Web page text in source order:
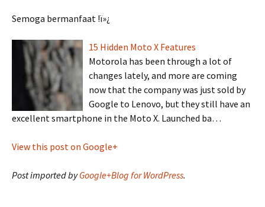
Semoga bermanfaat !ï»¿
15 Hidden Moto X Features
Motorola has been through a lot of
changes lately, and more are coming
now that the company was just sold by
Google to Lenovo, but they still have an
excellent smartphone in the Moto X. Launched ba…
View this post on Google+
Post imported byGoogle+Blog for WordPress.